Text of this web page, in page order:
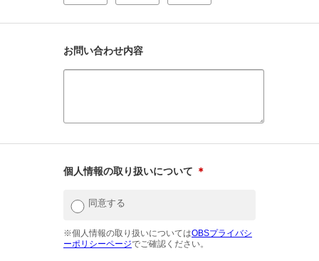
お問い合わせ内容
個人情報の取り扱いについて ＊
同意する
※個人情報の取り扱いについてはOBSプライバシ
ーポリシーページでご確認ください。